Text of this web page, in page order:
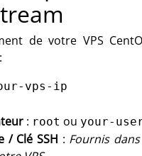
de votre VPS
vps-ip
: root ou your-
/ Clé SSH : Fournis